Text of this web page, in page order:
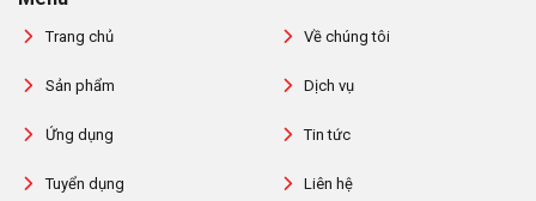
Trang chủ Về chúng tôi
Sản phẩm Dịch vụ
Ứng dụng Tin tức
Tuyển dụng Liên hệ